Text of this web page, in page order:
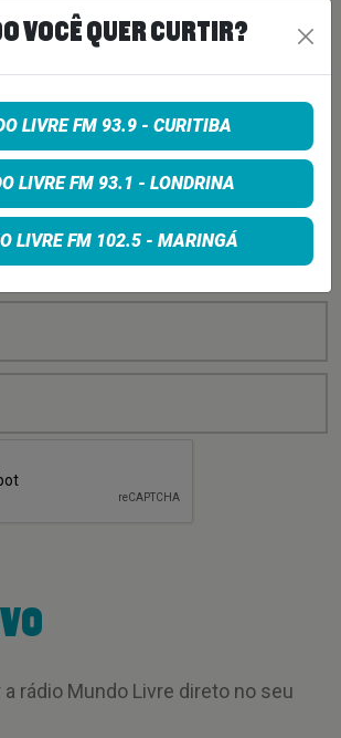
música para rolar na minha
só preencher os campos abaixo:
rádio Mundo Livre direto no seu
VOCÊ QUER CURTIR?
LIVRE FM 93.9 - CURITIBA
LIVRE FM 93.1 - LONDRINA
LIVRE FM 102.5 - MARINGÁ